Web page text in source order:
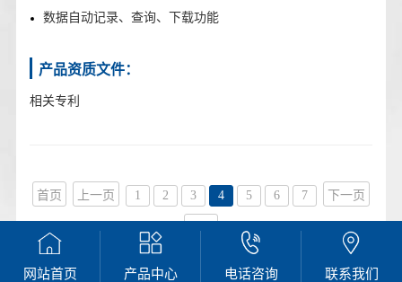
数据自动记录、查询、下载功能
产品资质文件：
相关专利
首页 上一页 1 2 3 4 5 6 7 下一页
网站首页 产品中心 电话咨询 联系我们